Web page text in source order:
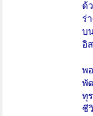
ด้
ร่
บ
อิ
พ
พั
ทุ
ชี